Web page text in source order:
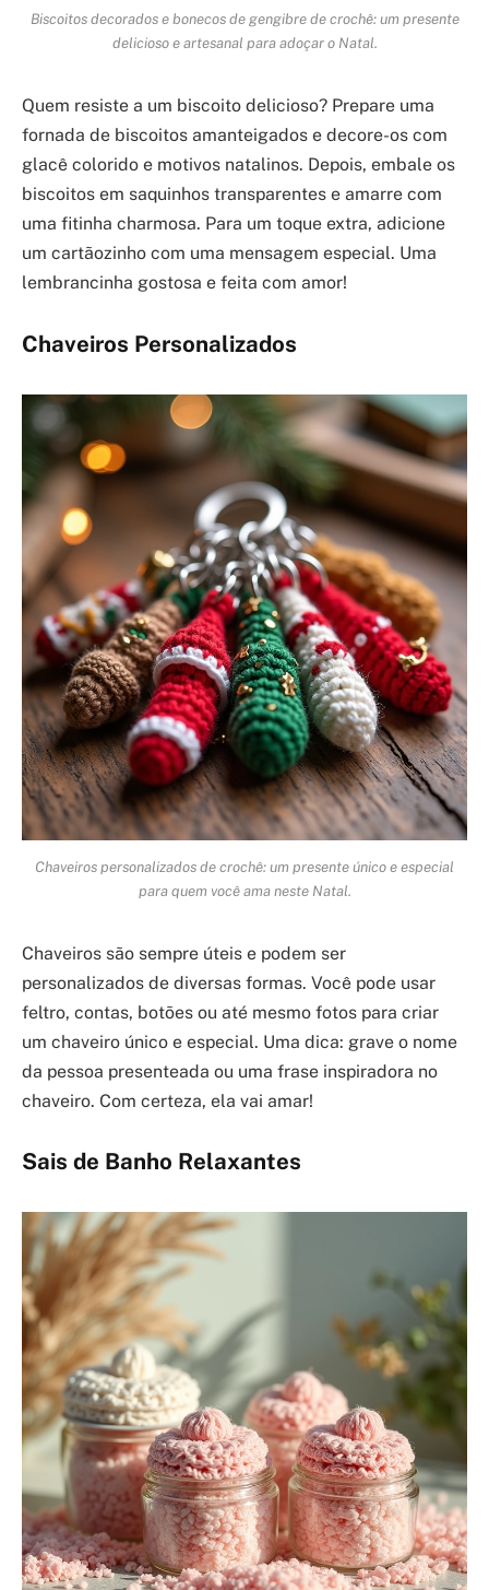
Biscoitos decorados e bonecos de gengibre de crochê: um presente
delicioso e artesanal para adoçar o Natal.
Quem resiste a um biscoito delicioso? Prepare uma
fornada de biscoitos amanteigados e decore-os com
glacê colorido e motivos natalinos. Depois, embale os
biscoitos em saquinhos transparentes e amarre com
uma fitinha charmosa. Para um toque extra, adicione
um cartãozinho com uma mensagem especial. Uma
lembrancinha gostosa e feita com amor!
Chaveiros Personalizados
Chaveiros personalizados de crochê: um presente único e especial
para quem você ama neste Natal.
Chaveiros são sempre úteis e podem ser
personalizados de diversas formas. Você pode usar
feltro, contas, botões ou até mesmo fotos para criar
um chaveiro único e especial. Uma dica: grave o nome
da pessoa presenteada ou uma frase inspiradora no
chaveiro. Com certeza, ela vai amar!
Sais de Banho Relaxantes